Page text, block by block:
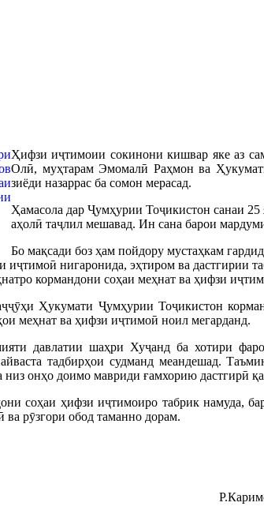
Ҳифзи иҷтимоии сокинони кишвар яке аз
Олӣ, муҳтарам Эмомалӣ Раҳмон ва
зиёди назаррас ба сомон мерасад.
Ҳамасола дар Ҷумҳурии Тоҷикистон санаи
аҳолӣ таҷлил мешавад. Ин сана барои
Бо мақсади боз ҳам пойдору мустаҳкам
нигаронида, эҳтиром ва дастгирии
кормандони соҳаи меҳнат ва ҳифзи
Ҳукумати Ҷумҳурии Тоҷикистон
меҳнат ва ҳифзи иҷтимоӣ ноил мегарданд.
давлатии шаҳри Хуҷанд ба хотири
тадбирҳои судманд меандешад.
низ онҳо доимо мавриди ғамхорию дастгирӣ
соҳаи ҳифзи иҷтимоиро табрик намуда,
рӯзгори обод таманно дорам.
Хуҷанд